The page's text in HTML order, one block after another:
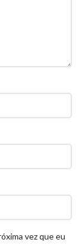
vez que eu